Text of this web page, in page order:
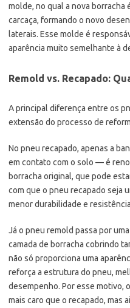
molde, no qual a nova borracha
carcaça, formando o novo
laterais. Esse molde é
aparência muito semelhante à
Remold vs. Recapado:
A principal diferença entre os
extensão do processo de
No pneu recapado, apenas a
em contato com o solo — é
borracha original, que pode
com que o pneu recapado seja
menor durabilidade e
Já o pneu remold passa por
camada de borracha cobrindo
não só proporciona uma
reforça a estrutura do pneu,
desempenho. Por esse motivo,
mais caro que o recapado, mas